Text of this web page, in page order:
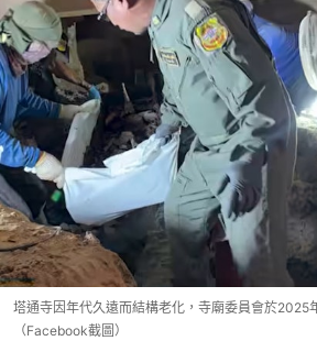
塔通寺因年代久遠而結構老化，寺廟委員會於2025
（Facebook截圖）